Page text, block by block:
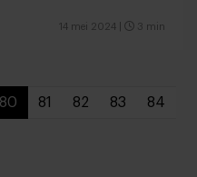
14 mei 2024 3 min
80 81 82 83 84